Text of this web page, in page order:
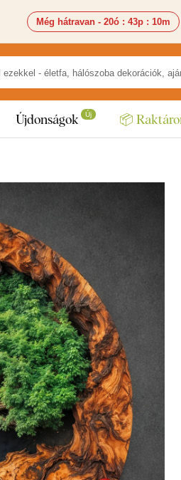
Még hátravan - 20ó : 43p : 8m
Újdonságok Új 📦